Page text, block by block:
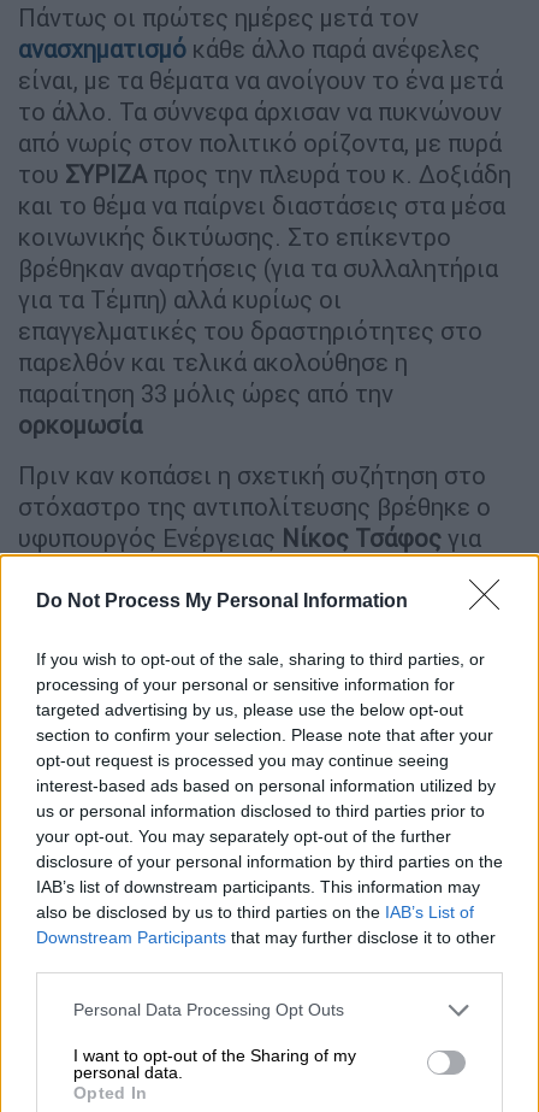
Do Not Process My Personal Information
If you wish to opt-out of the sale, sharing to third parties, or
processing of your personal or sensitive information for
targeted advertising by us, please use the below opt-out
section to confirm your selection. Please note that after your
opt-out request is processed you may continue seeing
interest-based ads based on personal information utilized by
us or personal information disclosed to third parties prior to
your opt-out. You may separately opt-out of the further
disclosure of your personal information by third parties on the
IAB’s list of downstream participants. This information may
also be disclosed by us to third parties on the IAB’s List of
Downstream Participants that may further disclose it to other
Please note that this website/app uses one or more Google
not limited to your visit or usage behaviour. You may click to
grant or deny consent to Google and its third-party tags to
use your data for below specified purposes in below Google
Personal Data Processing Opt Outs
I want to opt-out of the Sharing of my
personal data.
Opted In
Πάντως οι πρώτες ημέρες μετά τον
ανασχηματισμό κάθε άλλο παρά ανέφελες
είναι, με τα θέματα να ανοίγουν το ένα μετά
το άλλο. Τα σύννεφα άρχισαν να πυκνώνουν
από νωρίς στον πολιτικό ορίζοντα, με πυρά
του ΣΥΡΙΖΑ προς την πλευρά του κ. Δοξιάδη
και το θέμα να παίρνει διαστάσεις στα μέσα
κοινωνικής δικτύωσης. Στο επίκεντρο
βρέθηκαν αναρτήσεις (για τα συλλαλητήρια
για τα Τέμπη) αλλά κυρίως οι
επαγγελματικές του δραστηριότητες στο
παρελθόν και τελικά ακολούθησε η
παραίτηση 33 μόλις ώρες από την
ορκομωσία
Πριν καν κοπάσει η σχετική συζήτηση στο
στόχαστρο της αντιπολίτευσης βρέθηκε o
υφυπουργός Ενέργειας Νίκος Τσάφος για
αναφερόταν στα κατεχόμενα ως «Τουρκική
υφυπουργός σημείωσε πως την σχετική
ανάρτησή την είχε σβήσει, αναγνωρίζοντας
το σοβαρό λάθος του. «Δεν επιτρέπω σε
κανέναν να αμφισβητεί τον πατριωτισμό μου
και την αφοσίωσή μου στην πατρίδα και την
Κύπρο» προσέθεσε.
Να σημειωθεί εδώ πως ο κ. Δοξιάδηςκαι ο
κ. Τσάφος ήταν από τα πρόσωπα που οι
«γαλάζιοι» εστίαζαν, σε μία προσπάθεια να
Κοινοβουλευτική Ομάδα της Ν.Δ. Και
μιλούσαν για πρόσωπο με τεχνοκρατικό
προφίλ, επιδιώκοντας μεταξύ άλλων να